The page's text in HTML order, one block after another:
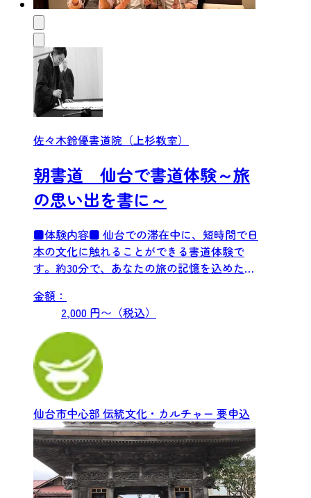
佐々木鈴優書道院（上杉教室）
朝書道 仙台で書道体験～旅
の思い出を書に～
■体験内容■ 仙台での滞在中に、短時間で日
本の文化に触れることができる書道体験で
す。約30分で、あなたの旅の記憶を込めた
金額：
2,000 円〜（税込）
仙台市中心部 伝統文化・カルチャー 要申込